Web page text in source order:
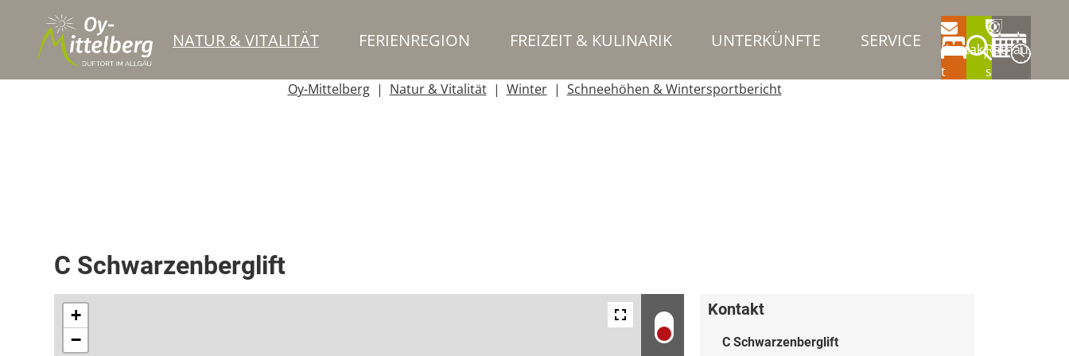
NATUR & VITALITÄT FERIENREGION FREIZEIT & KULINARIK UNTERKÜNFTE SERVICE
Kontak
t
Rathau
s
Oy-Mittelberg
Natur & Vitalität Winter Schneehöhen & Wintersportbericht
C Schwarzenberglift
Kontakt
C Schwarzenberglift